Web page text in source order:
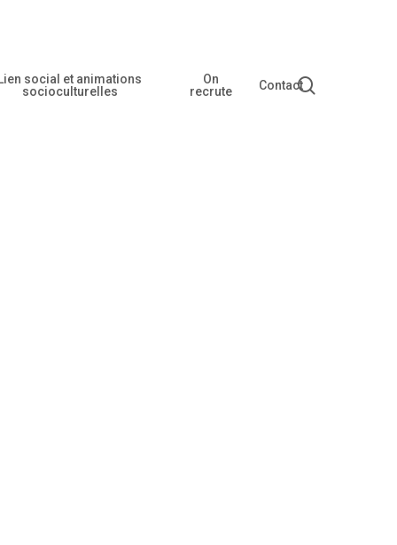
Lien social et animations
socioculturelles
On
recrute
Contact